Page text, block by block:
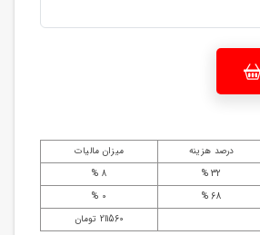
درصد هزینه
میزان مالیات
32 %
8 %
68 %
0 %
211560 تومان